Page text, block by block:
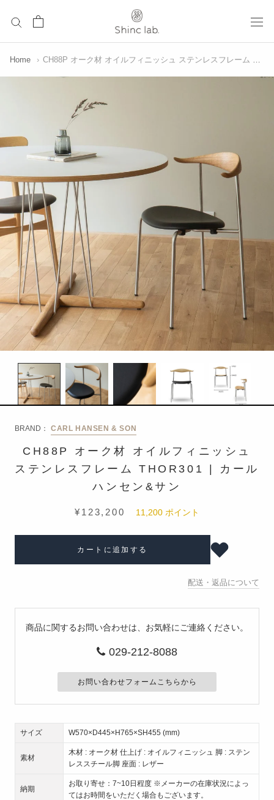
て
ツ
移
る
Home › CH88P オーク材 オイルフィニッシュ ステンレスフレーム THOR301 | カールハンセン&サン
BRAND： CARL HANSEN & SON
CH88P オーク材 オイルフィニッシュ
ステンレスフレーム THOR301 | カール
ハンセン&サン
¥123,200 11,200 ポイント
カートに追加する
配送・返品について
商品に関するお問い合わせは、お気軽にご連絡ください。
029-212-8088
お問い合わせフォームこちらから
サイズ W570×D445×H765×SH455 (mm)
素材
木材 : オーク材 仕上げ : オイルフィニッシュ 脚 : ステン
レススチール脚 座面 : レザー
納期
お取り寄せ：7~10日程度 ※メーカーの在庫状況によっ
てはお時間をいただく場合もございます。